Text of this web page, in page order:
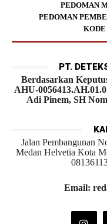
PEDOMAN
PEDOMAN
PT.
Berdasarkan
AHU-
Adi Pinem, SH
Jalan Pembangunan
Medan Helvetia Kota
Email: